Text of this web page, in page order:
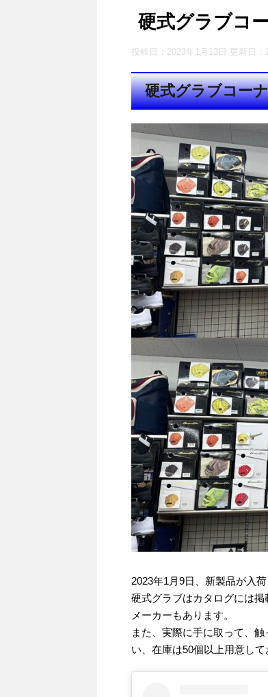
硬式グラブコ
投稿日：2023年1月13日 更新日：
硬式グラブコー
2023年1月9日、新製品が入
硬式グラブはカタログには
メーカーもあります。
また、実際に手に取って、
い、在庫は50個以上用意して